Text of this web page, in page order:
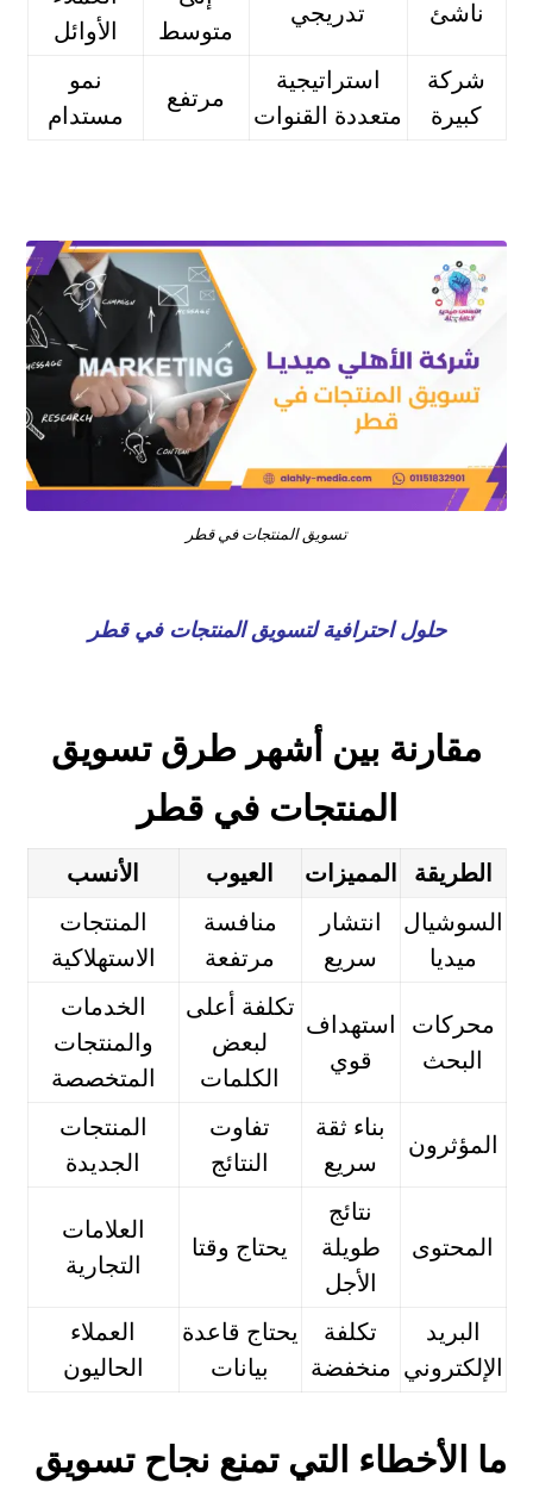
ناشئ تدريجي
متوسط
الأوائل
شركة
كبيرة
استراتيجية
متعددة القنوات
مرتفع
نمو
مستدام
تسويق المنتجات في قطر
حلول احترافية لتسويق المنتجات في قطر
مقارنة بين أشهر طرق تسويق
المنتجات في قطر
الطريقة المميزات العيوب
الأنسب
السوشيال
ميديا
انتشار
سريع
منافسة
مرتفعة
المنتجات
الاستهلاكية
محركات
البحث
استهداف
قوي
تكلفة أعلى
لبعض
الكلمات
الخدمات
والمنتجات
المتخصصة
المؤثرون
بناء ثقة
سريع
تفاوت
النتائج
المنتجات
الجديدة
المحتوى
نتائج
طويلة
الأجل
يحتاج وقتا
العلامات
التجارية
البريد
الإلكتروني
تكلفة
منخفضة
يحتاج قاعدة
بيانات
العملاء
الحاليون
ما الأخطاء التي تمنع نجاح تسويق